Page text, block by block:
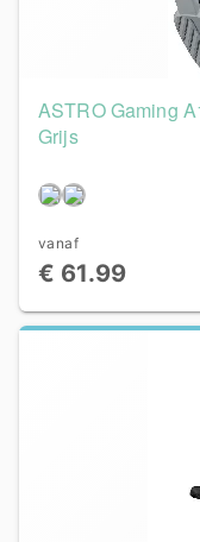
ASTRO Gaming
Grijs
vanaf
€ 61.99